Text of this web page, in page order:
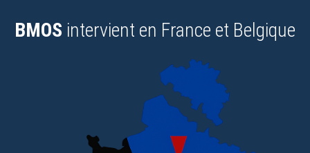
BMOS intervient en France et Belgique